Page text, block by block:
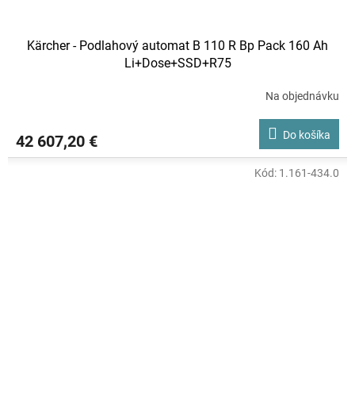
Kärcher - Podlahový automat B 110 R Bp Pack 160 Ah
Li+Dose+SSD+R75
Na objednávku
42 607,20 € Do košíka
Kód: 1.161-434.0